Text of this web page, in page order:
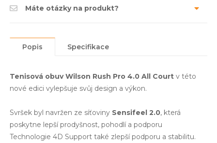
Máte otázky na produkt?
Popis Specifikace
Tenisová obuv Wilson Rush Pro 4.0 All Court v této
nové edici vylepšuje svůj design a výkon.
Svršek byl navržen ze síťoviny Sensifeel 2.0, která
poskytne lepší prodyšnost, pohodlí a podporu
Technologie 4D Support také zlepší podporu a stabilitu.